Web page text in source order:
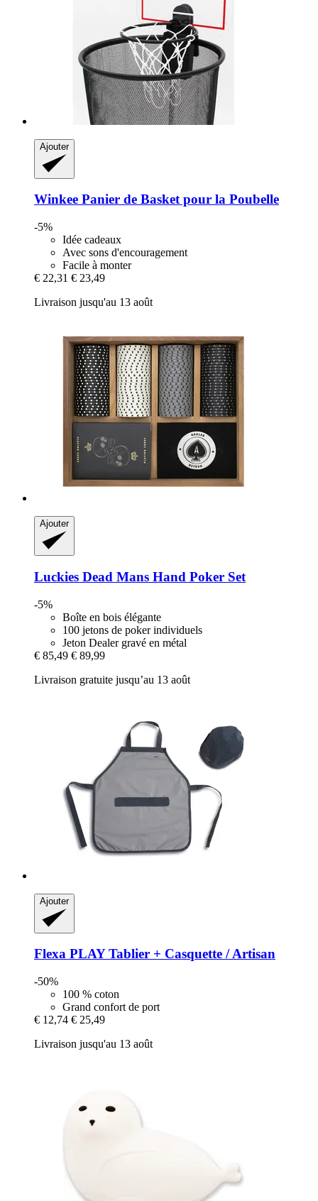
Ajouter
Winkee Panier de Basket pour la Poubelle
-5%
Idée cadeaux
Avec sons d'encouragement
Facile à monter
€ 22,31 € 23,49
Livraison jusqu'au 13 août
Ajouter
Luckies Dead Mans Hand Poker Set
-5%
Boîte en bois élégante
100 jetons de poker individuels
Jeton Dealer gravé en métal
€ 85,49 € 89,99
Livraison gratuite jusqu’au 13 août
Ajouter
Flexa PLAY Tablier + Casquette / Artisan
-50%
100 % coton
Grand confort de port
€ 12,74 € 25,49
Livraison jusqu'au 13 août